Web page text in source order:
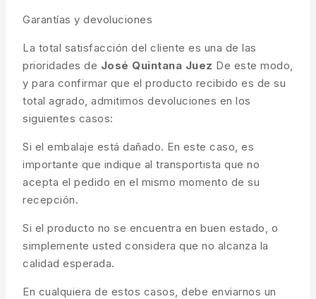
Garantías y devoluciones
La total satisfacción del cliente es una de las
prioridades de José Quintana Juez De este modo,
y para confirmar que el producto recibido es de su
total agrado, admitimos devoluciones en los
siguientes casos:
Si el embalaje está dañado. En este caso, es
importante que indique al transportista que no
acepta el pedido en el mismo momento de su
recepción.
Si el producto no se encuentra en buen estado, o
simplemente usted considera que no alcanza la
calidad esperada.
En cualquiera de estos casos, debe enviarnos un